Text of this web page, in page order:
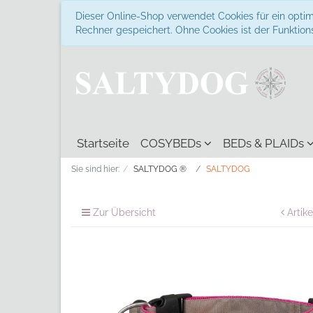
Dieser Online-Shop verwendet Cookies für ein
Rechner gespeichert. Ohne Cookies ist der
Startseite COSYBEDs BEDs & PLAIDs
Sie sind hier: SALTYDOG ® SALTYDOG
Zur Übersicht